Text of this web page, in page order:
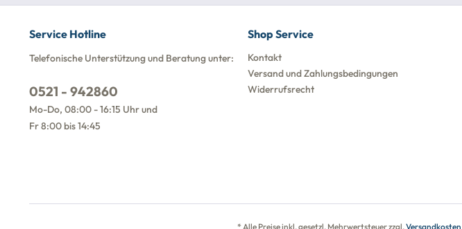
Service Hotline
Telefonische Unterstützung und Beratung unter:
0521 - 942860
Mo-Do, 08:00 - 16:15 Uhr und
Fr 8:00 bis 14:45
Shop Service
Kontakt
Versand und Zahlungsbedingungen
Widerrufsrecht
* Alle Preise inkl. gesetzl. Mehrwertsteuer zzgl.Versandkosten